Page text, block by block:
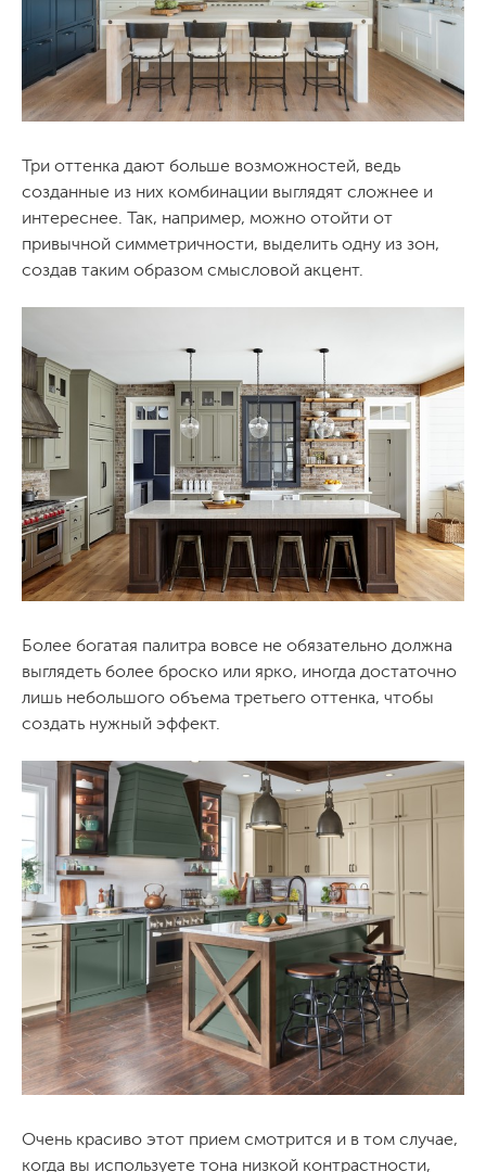
Три оттенка дают больше возможностей, ведь
созданные из них комбинации выглядят сложнее и
интереснее. Так, например, можно отойти от
привычной симметричности, выделить одну из зон,
создав таким образом смысловой акцент.
Более богатая палитра вовсе не обязательно должна
выглядеть более броско или ярко, иногда достаточно
лишь небольшого объема третьего оттенка, чтобы
создать нужный эффект.
Очень красиво этот прием смотрится и в том случае,
когда вы используете тона низкой контрастности,